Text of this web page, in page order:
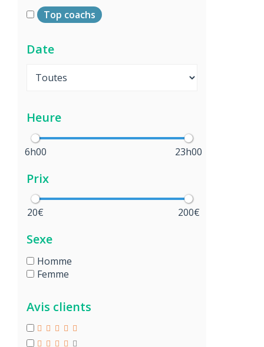
Top coachs
Date
Heure
6h00 23h00
Prix
20€ 200€
Sexe
Homme
Femme
Avis clients